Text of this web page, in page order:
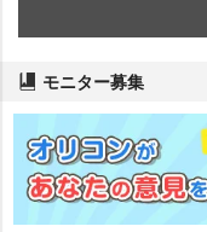
モニター募集